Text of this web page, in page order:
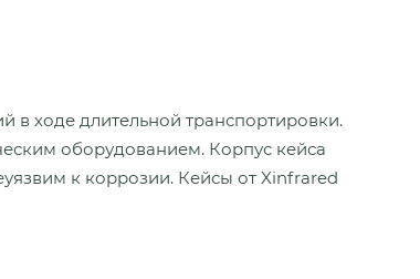
в ходе длительной транспортировки.
оборудованием. Корпус кейса
к коррозии. Кейсы от Xinfrared